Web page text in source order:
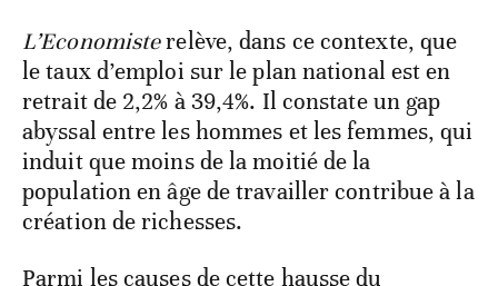
L’Economisterelève, dans ce contexte, que
le taux d’emploi sur le plan national est en
retrait de 2,2% à 39,4%. Il constate un gap
abyssal entre les hommes et les femmes, qui
induit que moins de la moitié de la
population en âge de travailler contribue à la
création de richesses.
Parmi les causes de cette hausse du